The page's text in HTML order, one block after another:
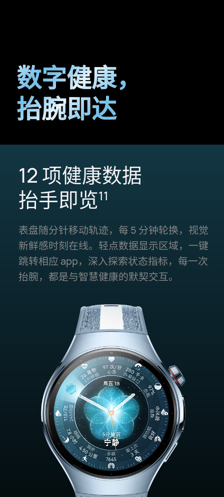
数字健康，
抬腕即达
12 项健康数据
抬手即览11
表盘随分针移动轨迹，每 5 分钟轮换，视⁠觉
新鲜感时刻在线。轻点数据显示区域，一键
跳转相应 app，深入探索状态指⁠标，每一次
抬腕，都是与智慧健康的默⁠契交互。